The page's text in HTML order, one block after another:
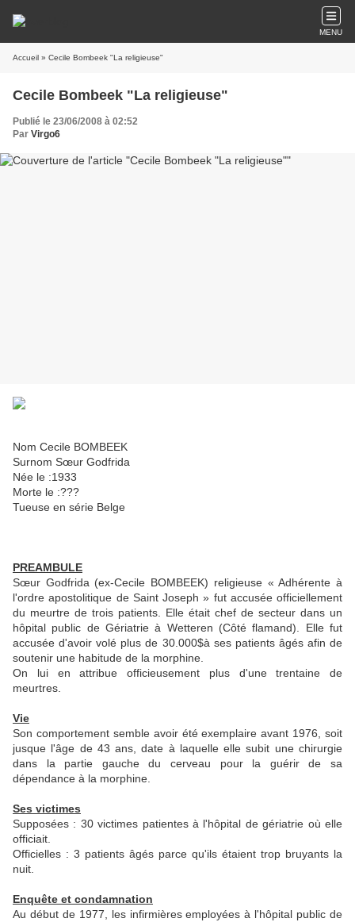
MENU
Accueil » Cecile Bombeek "La religieuse"
Cecile Bombeek "La religieuse"
Publié le 23/06/2008 à 02:52
Par Virgo6
Nom Cecile BOMBEEK
Surnom Sœur Godfrida
Née le :1933
Morte le :???
Tueuse en série Belge
PREAMBULE
Sœur Godfrida (ex-Cecile BOMBEEK) religieuse « Adhérente à
l'ordre apostolitique de Saint Joseph » fut accusée officiellement
du meurtre de trois patients. Elle était chef de secteur dans un
hôpital public de Gériatrie à Wetteren (Côté flamand). Elle fut
accusée d'avoir volé plus de 30.000$à ses patients âgés afin de
soutenir une habitude de la morphine.
On lui en attribue officieusement plus d'une trentaine de
meurtres.
Vie
Son comportement semble avoir été exemplaire avant 1976, soit
jusque l'âge de 43 ans, date à laquelle elle subit une chirurgie
dans la partie gauche du cerveau pour la guérir de sa
dépendance à la morphine.
Ses victimes
Supposées : 30 victimes patientes à l'hôpital de gériatrie où elle
officiait.
Officielles : 3 patients âgés parce qu'ils étaient trop bruyants la
nuit.
Enquête et condamnation
Au début de 1977, les infirmières employées à l'hôpital public de